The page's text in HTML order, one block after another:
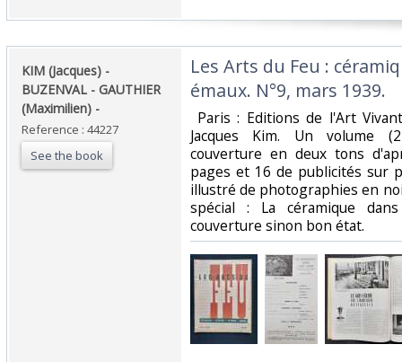
‎KIM (Jacques) -
BUZENVAL - GAUTHIER
(Maximilien) - ‎
Reference : 44227
See the book
‎Les Arts du Feu :
émaux. N°9, mars 1939.‎
Paris : Editions de l'Art
Jacques Kim. Un volume
couverture en deux tons
pages et 16 de publicités sur
illustré de photographies en
spécial : La céramique
couverture sinon bon état. ‎